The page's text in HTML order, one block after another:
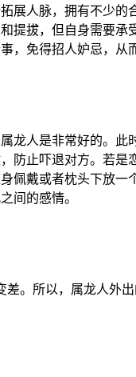
人脉，拥有不少的
提拔，但自身需要
，免得招人妒忌，从
人是非常好的。此
防止吓退对方。若
佩戴或者枕头下放一
间的感情。
。所以，属龙人外